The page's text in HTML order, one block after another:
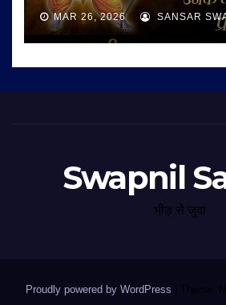
MAR 26, 2026 SANSAR
Swapnil
भीड़ से जुदा
Proudly powered by WordPress Theme: